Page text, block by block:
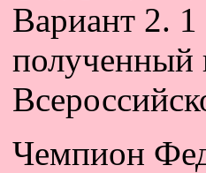
Вариант 2.
полученный
Чемпион